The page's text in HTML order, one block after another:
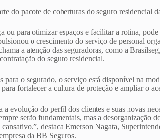
do pacote de coberturas do seguro residencial
ou para otimizar espaços e facilitar a rotina,
o crescimento do serviço de personal
a atenção das seguradoras, como a
do seguro residencial.
para o segurado, o serviço está disponível na
fortalecer a cultura de proteção e ampliar o
a evolução do perfil dos clientes e suas novas
serão fundamentais, mas a desorganização
destaca Emerson Nagata,
da BB Seguros.